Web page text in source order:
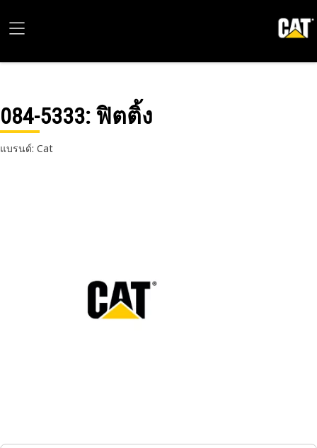
084-5333: ฟิตติ้ง
แบรนด์: Cat